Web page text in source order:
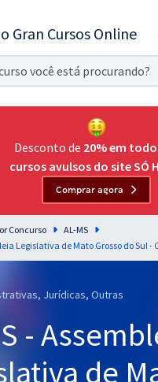
Ilimitada 11
os cursos. Teste grátis por 7 dias!
OAB Até Passar
a toda preparação para o Exame da
Multiprofissionais
completa e intensiva para as principais
em saúde do Brasil
OFF
Desconto de 20% em
cursos avulsos do site SÓ
Comprar agora
Concurso
AL-MS
Jurídicas, Outras
-
de